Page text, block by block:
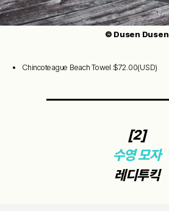
© Dusen Dusen
Chincoteague Beach Towel $72.00(USD)
[2]
수영 모자
레디투킥